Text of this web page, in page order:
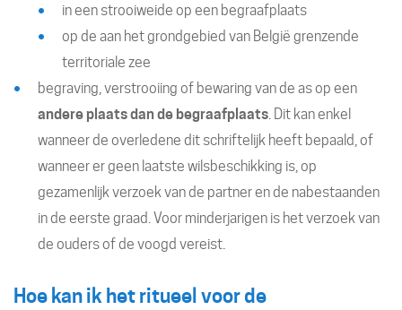
in een strooiweide op een begraafplaats
op de aan het grondgebied van België grenzende
territoriale zee
begraving, verstrooiing of bewaring van de as op een
andere plaats dan de begraafplaats . Dit kan enkel
wanneer de overledene dit schriftelijk heeft bepaald, of
wanneer er geen laatste wilsbeschikking is, op
gezamenlijk verzoek van de partner en de nabestaanden
in de eerste graad. Voor minderjarigen is het verzoek van
de ouders of de voogd vereist.
Hoe kan ik het ritueel voor de